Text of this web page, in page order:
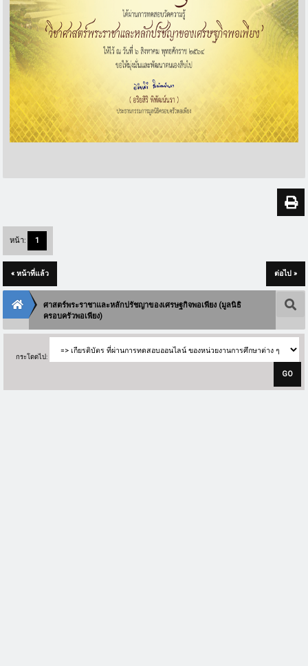
หน้า: 1
« หน้าที่แล้ว ต่อไป »
ศาสตร์พระราชาและหลักปรัชญาของเศรษฐกิจพอเพียง (มูลนิธิ
ครอบครัวพอเพียง)
กระโดดไป: